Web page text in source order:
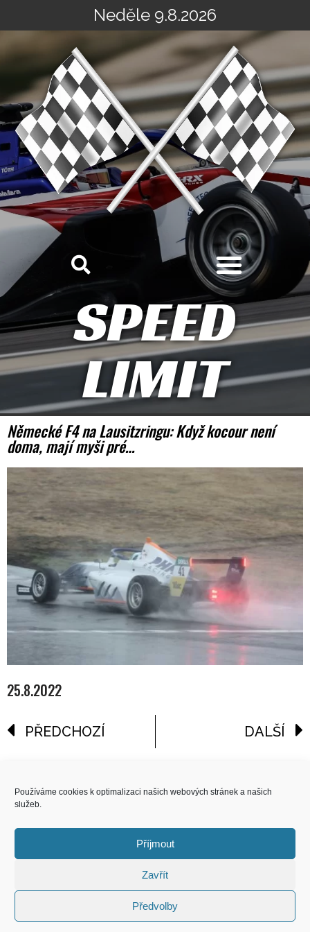
Používáme cookies k optimalizaci našich webových stránek a našich
služeb.
Příjmout
Zavřít
Předvolby
na
Neděle 9.8.2026
SPEED
LIMIT
Německé F4 na Lausitzringu: Když kocour není
doma, mají myši pré…
25.8.2022
PŘEDCHOZÍ DALŠÍ
COPYRIGHT
© 2026 Speed Limit,
All Rights Reserved